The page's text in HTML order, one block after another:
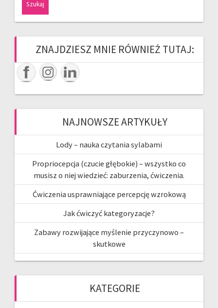
ZNAJDZIESZ MNIE RÓWNIEŻ TUTAJ:
NAJNOWSZE ARTYKUŁY
Lody – nauka czytania sylabami
Propriocepcja (czucie głębokie) – wszystko co
musisz o niej wiedzieć: zaburzenia, ćwiczenia.
Ćwiczenia usprawniające percepcję wzrokową
Jak ćwiczyć kategoryzacje?
Zabawy rozwijające myślenie przyczynowo –
skutkowe
KATEGORIE